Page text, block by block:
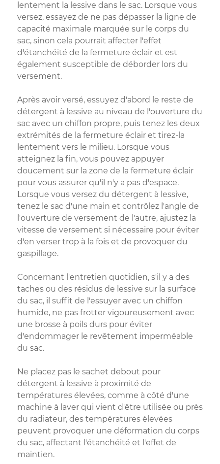
lentement la lessive dans le sac. Lorsque vous
versez, essayez de ne pas dépasser la ligne de
capacité maximale marquée sur le corps du
sac, sinon cela pourrait affecter l'effet
d'étanchéité de la fermeture éclair et est
également susceptible de déborder lors du
versement.
Après avoir versé, essuyez d'abord le reste de
détergent à lessive au niveau de l'ouverture du
sac avec un chiffon propre, puis tenez les deux
extrémités de la fermeture éclair et tirez-la
lentement vers le milieu. Lorsque vous
atteignez la fin, vous pouvez appuyer
doucement sur la zone de la fermeture éclair
pour vous assurer qu'il n'y a pas d'espace.
Lorsque vous versez du détergent à lessive,
tenez le sac d'une main et contrôlez l'angle de
l'ouverture de versement de l'autre, ajustez la
vitesse de versement si nécessaire pour éviter
d'en verser trop à la fois et de provoquer du
gaspillage.
Concernant l'entretien quotidien, s'il y a des
taches ou des résidus de lessive sur la surface
du sac, il suffit de l'essuyer avec un chiffon
humide, ne pas frotter vigoureusement avec
une brosse à poils durs pour éviter
d'endommager le revêtement imperméable
du sac.
Ne placez pas le sachet debout pour
détergent à lessive à proximité de
températures élevées, comme à côté d'une
machine à laver qui vient d'être utilisée ou près
du radiateur, des températures élevées
peuvent provoquer une déformation du corps
du sac, affectant l'étanchéité et l'effet de
maintien.